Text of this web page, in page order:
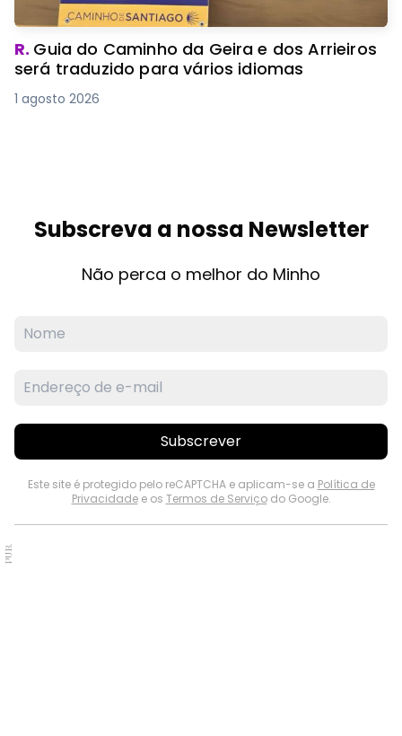
R. Guia do Caminho da Geira e dos Arrieiros
será traduzido para vários idiomas
1 agosto 2026
Subscreva a nossa Newsletter
Não perca o melhor do Minho
Subscrever
Este site é protegido pelo reCAPTCHA e aplicam-se a Política de
Privacidadee os Termos de Serviçodo Google.
PUB.